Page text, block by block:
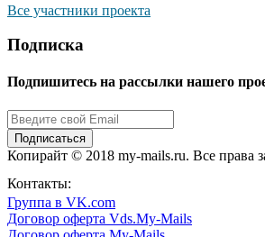
Все участники проекта
Подписка
Подпишитесь на рассылки нашего
Подписаться
Копирайт © 2018 my-mails.ru. Все права
Контакты:
Группа в VK.com
Договор оферта Vds.My-Mails